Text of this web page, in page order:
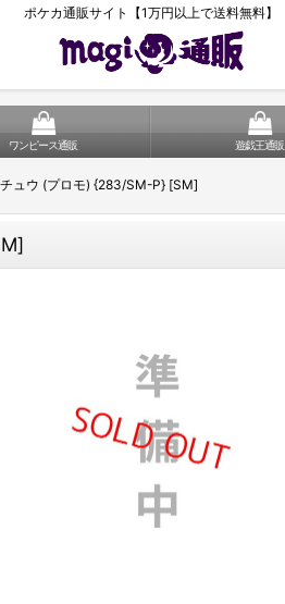
ポケカ通販サイト【1万円以上で送料無料】
ワンピース通販 遊戯王通販
チュウ (プロモ) {283/SM-P} [SM]